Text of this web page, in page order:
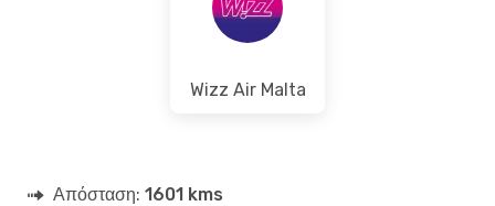
Wizz Air Malta
Απόσταση: 1601 kms